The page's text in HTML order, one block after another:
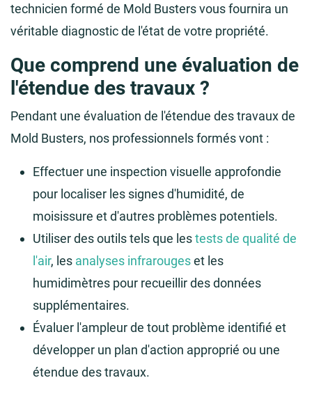
technicien formé de Mold Busters vous fournira un
véritable diagnostic de l'état de votre propriété.
Que comprend une évaluation de
l'étendue des travaux ?
Pendant une évaluation de l'étendue des travaux de
Mold Busters, nos professionnels formés vont :
Effectuer une inspection visuelle approfondie
pour localiser les signes d'humidité, de
moisissure et d'autres problèmes potentiels.
Utiliser des outils tels que lestests de qualité de
l'air, les analyses infrarougeset les
humidimètres pour recueillir des données
supplémentaires.
Évaluer l'ampleur de tout problème identifié et
développer un plan d'action approprié ou une
étendue des travaux.